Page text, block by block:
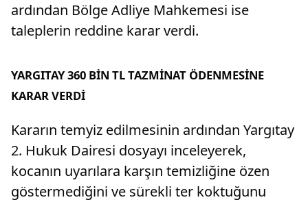
ardından Bölge Adliye Mahkemesi ise
taleplerin reddine karar verdi.
YARGITAY 360 BİN TL TAZMİNAT ÖDENMESİNE
KARAR VERDİ
Kararın temyiz edilmesinin ardından Yargıtay
2. Hukuk Dairesi dosyayı inceleyerek,
kocanın uyarılara karşın temizliğine özen
göstermediğini ve sürekli ter koktuğunu